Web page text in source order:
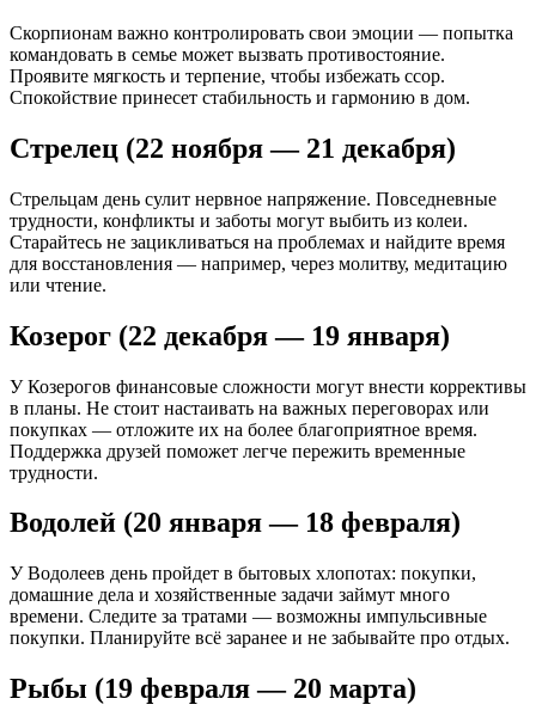
Скорпионам важно контролировать свои эмоции — попытка
командовать в семье может вызвать противостояние.
Проявите мягкость и терпение, чтобы избежать ссор.
Спокойствие принесет стабильность и гармонию в дом.
Стрелец (22 ноября — 21 декабря)
Стрельцам день сулит нервное напряжение. Повседневные
трудности, конфликты и заботы могут выбить из колеи.
Старайтесь не зацикливаться на проблемах и найдите время
для восстановления — например, через молитву, медитацию
или чтение.
Козерог (22 декабря — 19 января)
У Козерогов финансовые сложности могут внести коррективы
в планы. Не стоит настаивать на важных переговорах или
покупках — отложите их на более благоприятное время.
Поддержка друзей поможет легче пережить временные
трудности.
Водолей (20 января — 18 февраля)
У Водолеев день пройдет в бытовых хлопотах: покупки,
домашние дела и хозяйственные задачи займут много
времени. Следите за тратами — возможны импульсивные
покупки. Планируйте всё заранее и не забывайте про отдых.
Рыбы (19 февраля — 20 марта)